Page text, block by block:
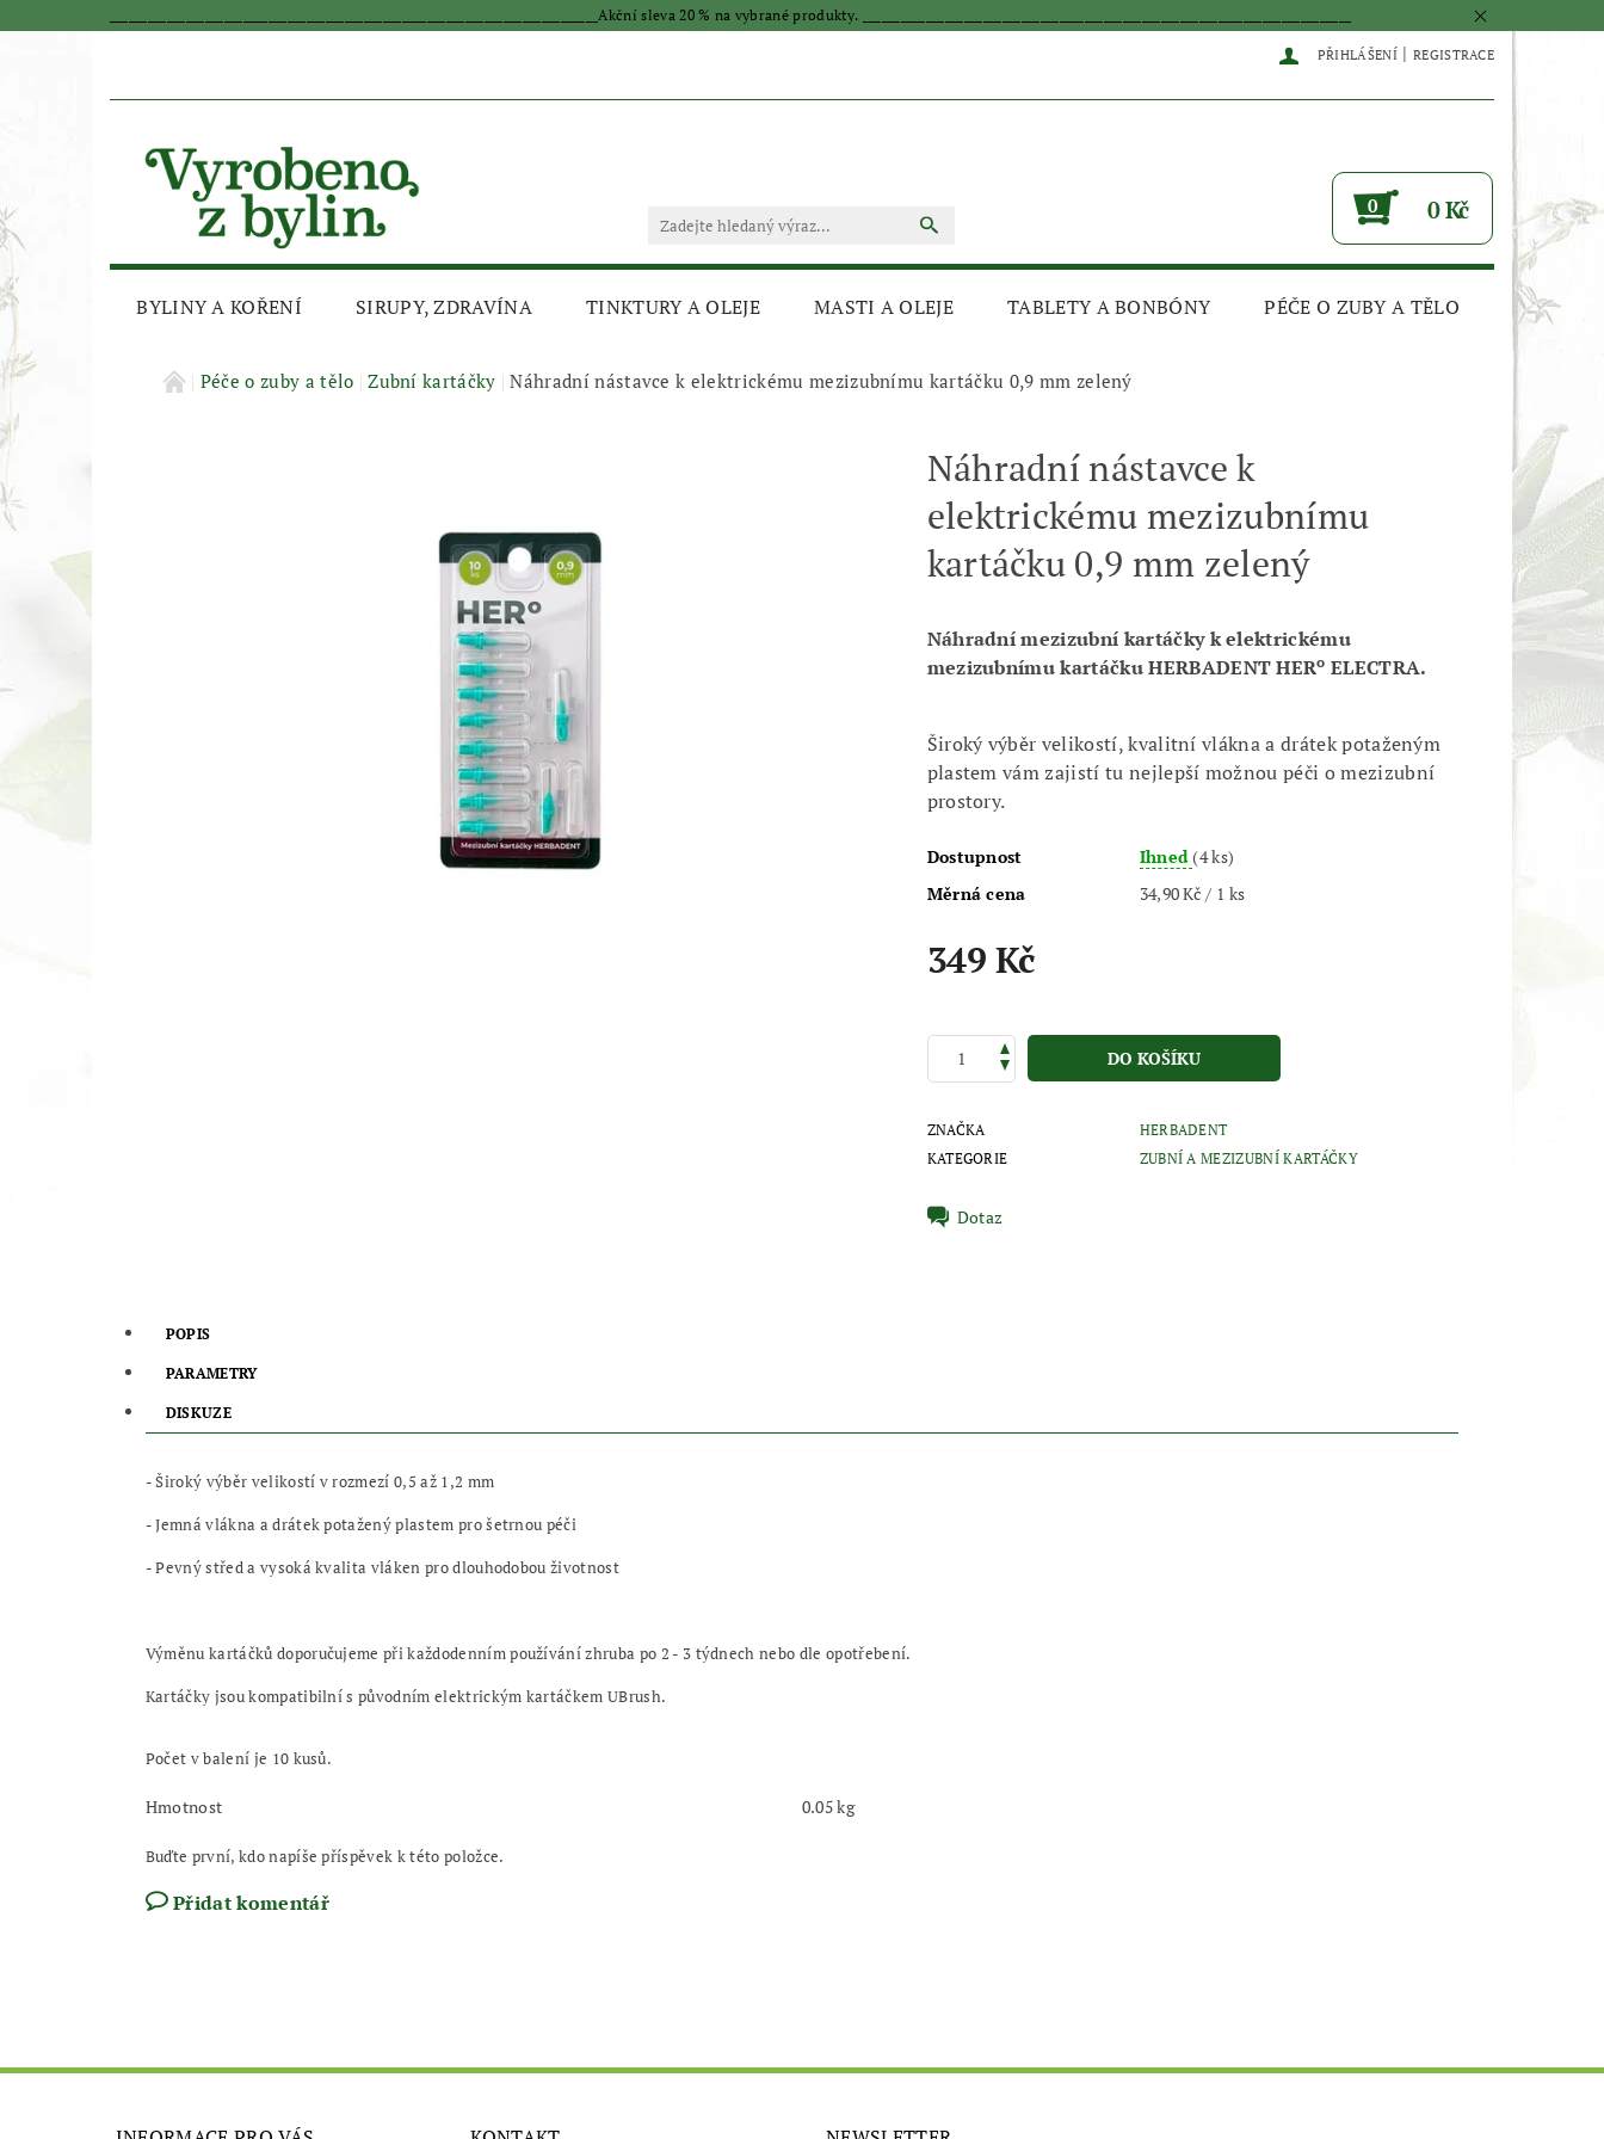
_____________________________________________________________________________Akční sleva 20 % na vybrané produkty. _____________________________________________________________________________
PŘIHLÁŠENÍ | REGISTRACE
0 0 Kč
BYLINY A KOŘENÍ SIRUPY, ZDRAVÍNA TINKTURY A OLEJE MASTI A OLEJE TABLETY A BONBÓNY PÉČE O ZUBY A TĚLO
AKČNÍ SLEVAPéče o zuby a tělo Zubní kartáčky Náhradní nástavce k elektrickému mezizubnímu kartáčku 0,9 mm zelený
Náhradní nástavce k
elektrickému mezizubnímu
kartáčku 0,9 mm zelený
Náhradní mezizubní kartáčky k elektrickému
mezizubnímu kartáčku HERBADENT HERo ELECTRA.
Široký výběr velikostí, kvalitní vlákna a drátek potaženým
plastem vám zajistí tu nejlepší možnou péči o mezizubní
prostory.
Dostupnost Ihned(4 ks)
Měrná cena
34,90 Kč / 1 ks
349 Kč
ZNAČKA
HERBADENT
KATEGORIE
ZUBNÍ A MEZIZUBNÍ KARTÁČKY
Dotaz
POPIS
PARAMETRY
DISKUZE
- Široký výběr velikostí v rozmezí 0,5 až 1,2 mm
- Jemná vlákna a drátek potažený plastem pro šetrnou péči
- Pevný střed a vysoká kvalita vláken pro dlouhodobou životnost
Výměnu kartáčků doporučujeme při každodenním používání zhruba po 2 - 3 týdnech nebo dle opotřebení.
Kartáčky jsou kompatibilní s původním elektrickým kartáčkem UBrush.
Počet v balení je 10 kusů.
Hmotnost 0.05 kg
Buďte první, kdo napíše příspěvek k této položce.
Přidat komentář